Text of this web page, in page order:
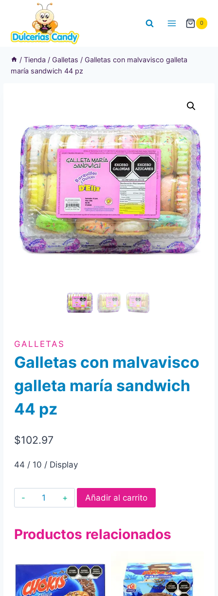
contenido
0
/ Tienda / Galletas / Galletas con malvavisco galleta
maría sandwich 44 pz
GALLETAS
Galletas con malvavisco
galleta maría sandwich
44 pz
$102.97
44 / 10 / Display
Galletas
con
galleta
44
pz
Añadir al carrito
Productos relacionados